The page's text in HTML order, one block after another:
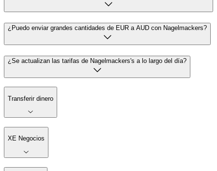
¿Puedo enviar grandes cantidades de EUR a AUD con Nagelmackers?
¿Se actualizan las tarifas de Nagelmackers's a lo largo del día?
Transferir dinero
XE Negocios